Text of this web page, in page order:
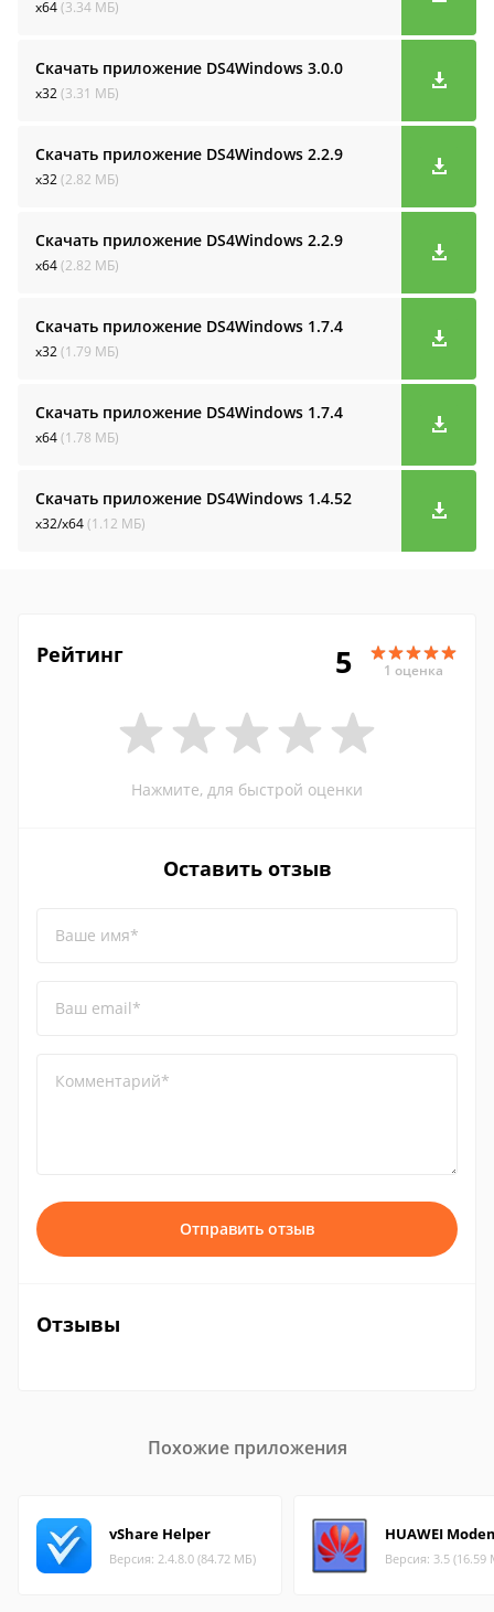
x64(3.34 МБ)
Скачать приложение DS4Windows 3.0.0
x32(3.31 МБ)
Скачать приложение DS4Windows 2.2.9
x32(2.82 МБ)
Скачать приложение DS4Windows 2.2.9
x64(2.82 МБ)
Скачать приложение DS4Windows 1.7.4
x32(1.79 МБ)
Скачать приложение DS4Windows 1.7.4
x64(1.78 МБ)
Скачать приложение DS4Windows 1.4.52
x32/x64(1.12 МБ)
Рейтинг 5 1 оценка
Нажмите, для быстрой оценки
Оставить отзыв
Ваше имя*
Ваш email*
Комментарий*
Отправить отзыв
Отзывы
Похожие приложения
vShare Helper
Версия: 2.4.8.0 (84.72 МБ)
HUAWEI
Версия: 3.5 (16.59